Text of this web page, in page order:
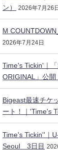
ン）
2026年7月26日
M
2026年7月24日
Time's Tickin'｜
ORIGINAL」公開
Bigeast最速チケ
ート！｜'Time's
Time's Tickin''｜
Seoul 3日目